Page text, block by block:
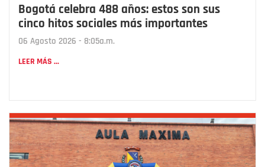
Bogotá celebra 488 años: estos son sus
cinco hitos sociales más importantes
06 Agosto 2026 - 8:05a.m.
LEER MÁS ...